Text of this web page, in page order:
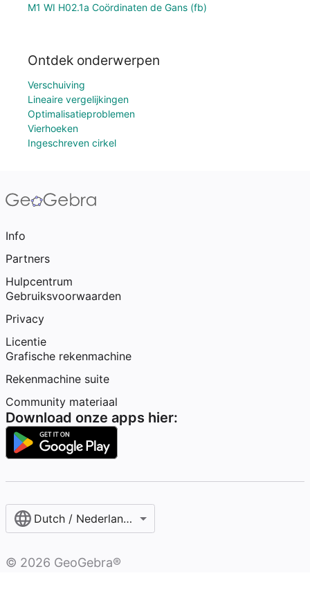
M1 WI H02.1a Coördinaten de Gans (fb)
Ontdek onderwerpen
Verschuiving
Lineaire vergelijkingen
Optimalisatieproblemen
Vierhoeken
Ingeschreven cirkel
Info
Partners
Hulpcentrum
Gebruiksvoorwaarden
Privacy
Licentie
Grafische rekenmachine
Rekenmachine suite
Community materiaal
Download onze apps hier:
Dutch / Nederlands‎ (België)‎
© 2026 GeoGebra®